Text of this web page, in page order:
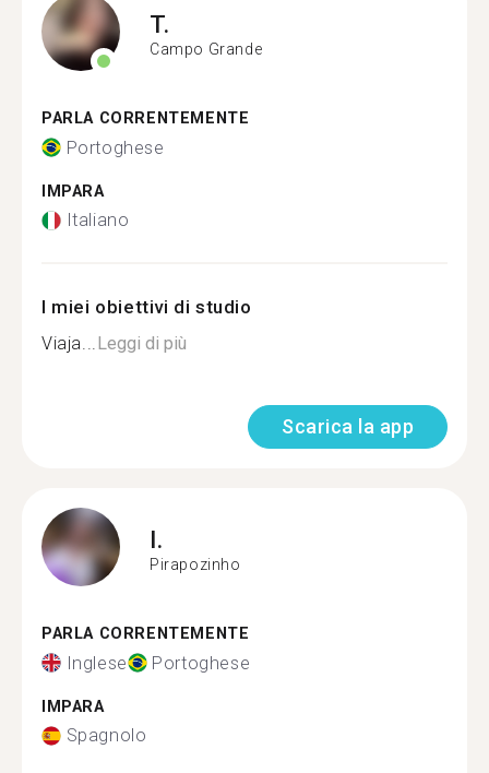
T.
Campo Grande
PARLA CORRENTEMENTE
Portoghese
IMPARA
Italiano
I miei obiettivi di studio
Viaja...Leggi di più
Scarica la app
I.
Pirapozinho
PARLA CORRENTEMENTE
Inglese Portoghese
IMPARA
Spagnolo